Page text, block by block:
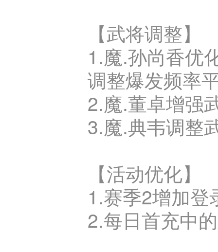
【武将调整】
1.魔.孙尚香优
调整爆发频率
2.魔.董卓增强
3.魔.典韦调整
【活动优化】
1.赛季2增加登
2.每日首充中